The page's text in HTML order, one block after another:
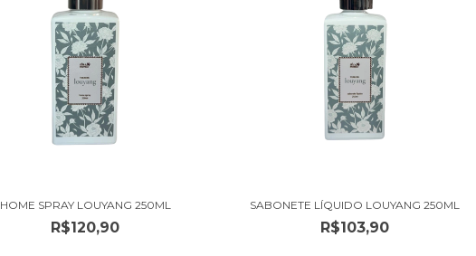
HOME SPRAY LOUYANG 250ML
R$120,90
SABONETE LÍQUIDO LOUYANG 250ML
R$103,90